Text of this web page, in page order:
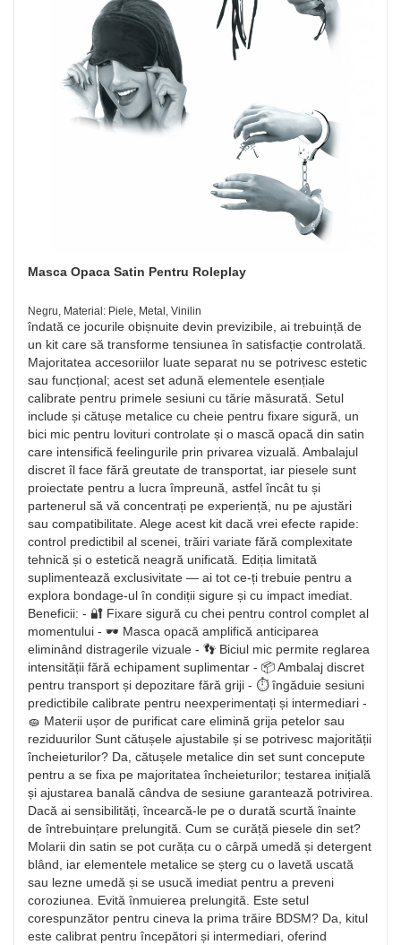
Masca Opaca Satin Pentru Roleplay
Negru, Material: Piele, Metal, Vinilin
îndată ce jocurile obișnuite devin previzibile, ai trebuință de
un kit care să transforme tensiunea în satisfacție controlată.
Majoritatea accesoriilor luate separat nu se potrivesc estetic
sau funcțional; acest set adună elementele esențiale
calibrate pentru primele sesiuni cu tărie măsurată. Setul
include și cătușe metalice cu cheie pentru fixare sigură, un
bici mic pentru lovituri controlate și o mască opacă din satin
care intensifică feelingurile prin privarea vizuală. Ambalajul
discret îl face fără greutate de transportat, iar piesele sunt
proiectate pentru a lucra împreună, astfel încât tu și
partenerul să vă concentrați pe experiență, nu pe ajustări
sau compatibilitate. Alege acest kit dacă vrei efecte rapide:
control predictibil al scenei, trăiri variate fără complexitate
tehnică și o estetică neagră unificată. Ediția limitată
suplimentează exclusivitate — ai tot ce-ți trebuie pentru a
explora bondage-ul în condiții sigure și cu impact imediat.
Beneficii: - 🔐 Fixare sigură cu chei pentru control complet al
momentului - 🕶️ Masca opacă amplifică anticiparea
eliminând distragerile vizuale - 👣 Biciul mic permite reglarea
intensității fără echipament suplimentar - 📦 Ambalaj discret
pentru transport și depozitare fără griji - ⏱️ îngăduie sesiuni
predictibile calibrate pentru neexperimentați și intermediari -
🧽 Materii ușor de purificat care elimină grija petelor sau
reziduurilor Sunt cătușele ajustabile și se potrivesc majorității
încheieturilor? Da, cătușele metalice din set sunt concepute
pentru a se fixa pe majoritatea încheieturilor; testarea inițială
și ajustarea banală cândva de sesiune garantează potrivirea.
Dacă ai sensibilități, încearcă-le pe o durată scurtă înainte
de întrebuințare prelungită. Cum se curăță piesele din set?
Molarii din satin se pot curăța cu o cârpă umedă și detergent
blând, iar elementele metalice se șterg cu o lavetă uscată
sau lezne umedă și se usucă imediat pentru a preveni
coroziunea. Evită înmuierea prelungită. Este setul
corespunzător pentru cineva la prima trăire BDSM? Da, kitul
este calibrat pentru începători și intermediari, oferind